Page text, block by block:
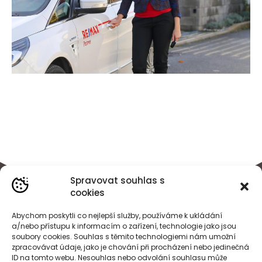
Spravovat souhlas s
cookies
Abychom poskytli co nejlepší služby, používáme k ukládání
a/nebo přístupu k informacím o zařízení, technologie jako jsou
soubory cookies. Souhlas s těmito technologiemi nám umožní
zpracovávat údaje, jako je chování při procházení nebo jedinečná
ID na tomto webu. Nesouhlas nebo odvolání souhlasu může